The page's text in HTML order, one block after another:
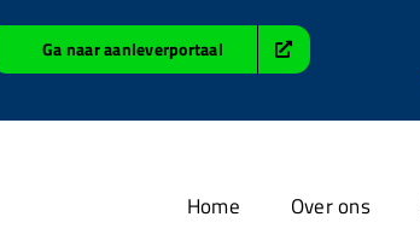
Ga naar aanleverportaal
Home Over ons